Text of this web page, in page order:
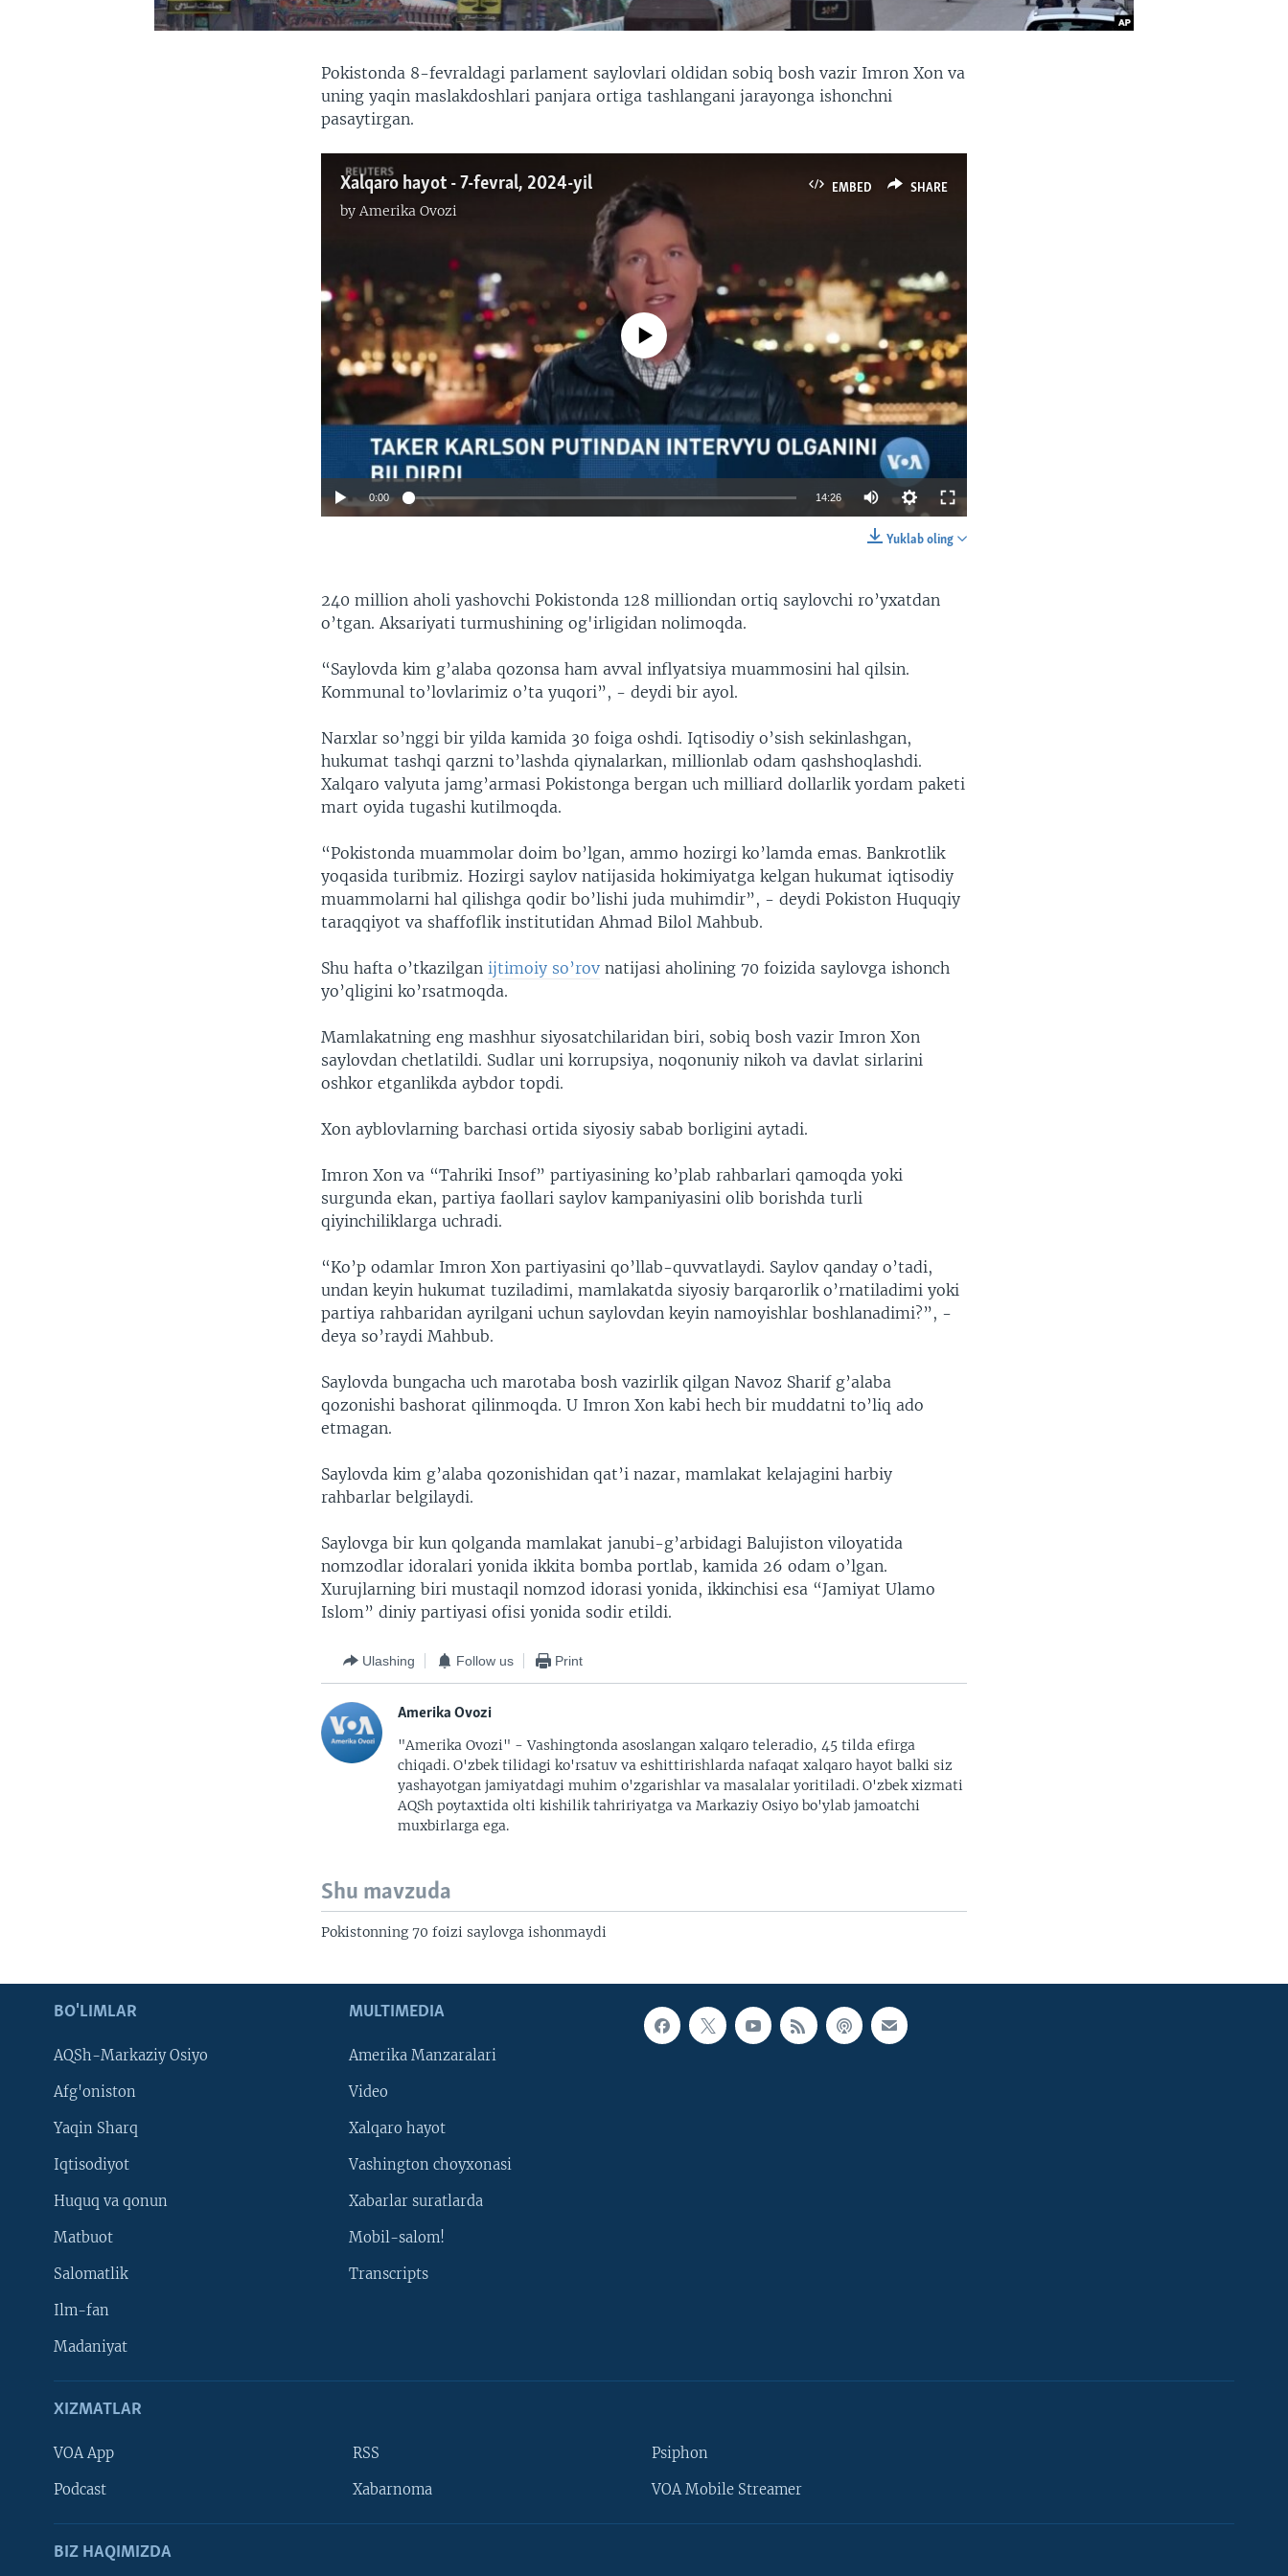
Pokistonda 8-fevraldagi parlament saylovlari oldidan sobiq bosh vazir Imron Xon va
uning yaqin maslakdoshlari panjara ortiga tashlangani jarayonga ishonchni
pasaytirgan.
EMBED SHARE
Xalqaro hayot - 7-fevral, 2024-yil
byAmerika Ovozi
No media source currently available
0:00 14:26
Yuklab oling
240 million aholi yashovchi Pokistonda 128 milliondan ortiq saylovchi ro’yxatdan
o’tgan. Aksariyati turmushining og'irligidan nolimoqda.
“Saylovda kim g’alaba qozonsa ham avval inflyatsiya muammosini hal qilsin.
Kommunal to’lovlarimiz o’ta yuqori”, - deydi bir ayol.
Narxlar so’nggi bir yilda kamida 30 foiga oshdi. Iqtisodiy o’sish sekinlashgan,
hukumat tashqi qarzni to’lashda qiynalarkan, millionlab odam qashshoqlashdi.
Xalqaro valyuta jamg’armasi Pokistonga bergan uch milliard dollarlik yordam paketi
mart oyida tugashi kutilmoqda.
“Pokistonda muammolar doim bo’lgan, ammo hozirgi ko’lamda emas. Bankrotlik
yoqasida turibmiz. Hozirgi saylov natijasida hokimiyatga kelgan hukumat iqtisodiy
muammolarni hal qilishga qodir bo’lishi juda muhimdir”, - deydi Pokiston Huquqiy
taraqqiyot va shaffoflik institutidan Ahmad Bilol Mahbub.
Shu hafta o’tkazilganijtimoiy so’rov natijasi aholining 70 foizida saylovga ishonch
yo’qligini ko’rsatmoqda.
Mamlakatning eng mashhur siyosatchilaridan biri, sobiq bosh vazir Imron Xon
saylovdan chetlatildi. Sudlar uni korrupsiya, noqonuniy nikoh va davlat sirlarini
oshkor etganlikda aybdor topdi.
Xon ayblovlarning barchasi ortida siyosiy sabab borligini aytadi.
Imron Xon va “Tahriki Insof” partiyasining ko’plab rahbarlari qamoqda yoki
surgunda ekan, partiya faollari saylov kampaniyasini olib borishda turli
qiyinchiliklarga uchradi.
“Ko’p odamlar Imron Xon partiyasini qo’llab-quvvatlaydi. Saylov qanday o’tadi,
undan keyin hukumat tuziladimi, mamlakatda siyosiy barqarorlik o’rnatiladimi yoki
partiya rahbaridan ayrilgani uchun saylovdan keyin namoyishlar boshlanadimi?”, -
deya so’raydi Mahbub.
Saylovda bungacha uch marotaba bosh vazirlik qilgan Navoz Sharif g’alaba
qozonishi bashorat qilinmoqda. U Imron Xon kabi hech bir muddatni to’liq ado
etmagan.
Saylovda kim g’alaba qozonishidan qat’i nazar, mamlakat kelajagini harbiy
rahbarlar belgilaydi.
Saylovga bir kun qolganda mamlakat janubi-g’arbidagi Balujiston viloyatida
nomzodlar idoralari yonida ikkita bomba portlab, kamida 26 odam o’lgan.
Xurujlarning biri mustaqil nomzod idorasi yonida, ikkinchisi esa “Jamiyat Ulamo
Islom” diniy partiyasi ofisi yonida sodir etildi.
Ulashing Follow us Print
Amerika Ovozi
"Amerika Ovozi" - Vashingtonda asoslangan xalqaro teleradio, 45 tilda efirga
chiqadi. O'zbek tilidagi ko'rsatuv va eshittirishlarda nafaqat xalqaro hayot balki siz
yashayotgan jamiyatdagi muhim o'zgarishlar va masalalar yoritiladi. O'zbek xizmati
AQSh poytaxtida olti kishilik tahririyatga va Markaziy Osiyo bo'ylab jamoatchi
muxbirlarga ega.
Shu mavzuda
Pokistonning 70 foizi saylovga ishonmaydi
BO'LIMLAR
AQSh-Markaziy Osiyo
Afg'oniston
Yaqin Sharq
Iqtisodiyot
Huquq va qonun
Matbuot
Salomatlik
Ilm-fan
Madaniyat
MULTIMEDIA
Amerika Manzaralari
Video
Xalqaro hayot
Vashington choyxonasi
Xabarlar suratlarda
Mobil-salom!
Transcripts
XIZMATLAR
VOA App
Podcast
RSS
Xabarnoma
Psiphon
VOA Mobile Streamer
BIZ HAQIMIZDA